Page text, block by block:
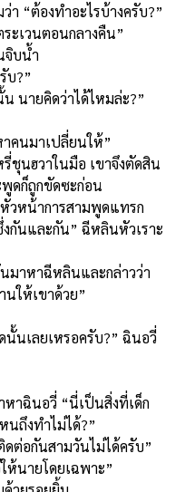
า “ต้องทำอะไรบ้างครับ?”
ะเวนตอนกลางคืน”
จิบน้ำ
บ?”
นายคิดว่าได้ไหมล่ะ?”
าคนมาเปลี่ยนให้”
ชุนฮวาในมือ เขาจึงตัดสิน
ดก็ถูกขัดซะก่อน
วหน้าการสามพูดแทรก
กันและกัน” ฉีหลินหัวเราะ
มาหาฉีหลินและกล่าวว่า
นให้เขาด้วย”
นเลยเหรอครับ?” ฉินอวี่
าฉินอวี่ “นี่เป็นสิ่งที่เด็ก
นถึงทำไม่ได้?”
ดต่อกันสามวันไม่ได้ครับ”
ห้นายโดยเฉพาะ”